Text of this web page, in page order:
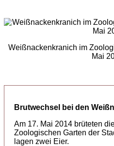
Weißnackenkranich im
Mai
Brutwechsel bei den
Am 17. Mai 2014 brüteten
Zoologischen Garten der
lagen zwei Eier.